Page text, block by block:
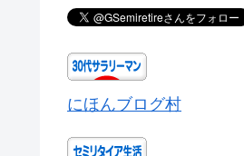
にほんブログ村